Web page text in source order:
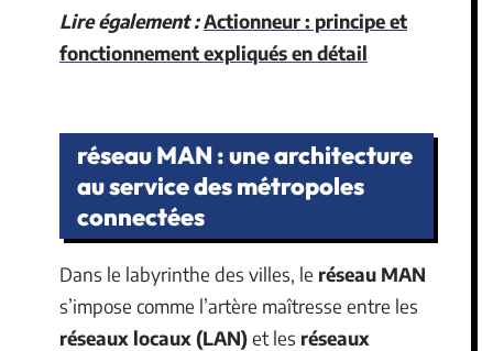
Lire également :Actionneur : principe et
fonctionnement expliqués en détail
réseau MAN : une architecture
au service des métropoles
connectées
Dans le labyrinthe des villes, le réseau MAN
s’impose comme l’artère maîtresse entre les
réseaux locaux (LAN)et les réseaux